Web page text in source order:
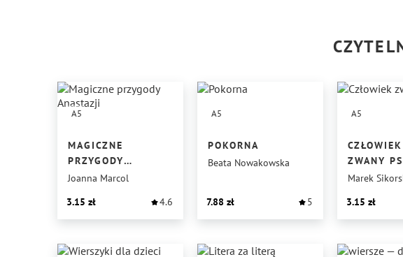
A5
MAGICZNE
PRZYGODY
ANASTAZJI
Joanna Marcol
3.15
4.6
A5
POKORNA
Beata Nowakowska
7.88 5
A5
CZŁOWIEK
ZWANY
Marek
3.15